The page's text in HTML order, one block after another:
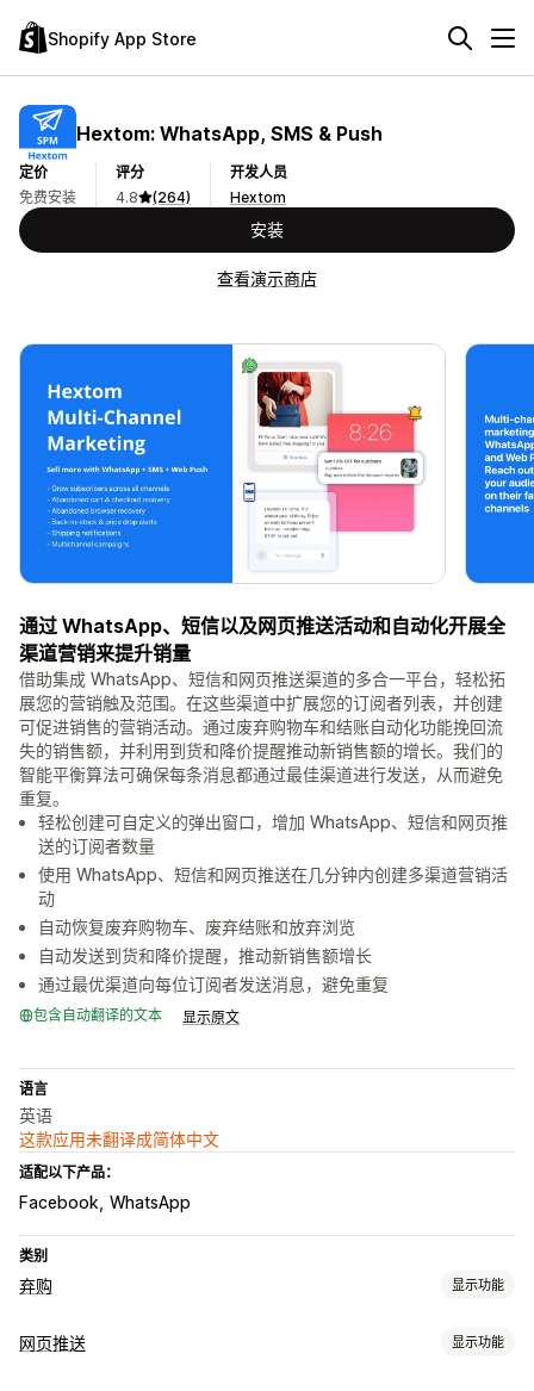
Shopify App Store
Hextom: WhatsApp, SMS & Push
定价
免费安装
评分
4.8
(264)
开发人员
Hextom
安装
查看演示商店
通过 WhatsApp、短信以及网页推送活动和自动化开展全
渠道营销来提升销量
借助集成 WhatsApp、短信和网页推送渠道的多合一平台，轻松拓
展您的营销触及范围。在这些渠道中扩展您的订阅者列表，并创建
可促进销售的营销活动。通过废弃购物车和结账自动化功能挽回流
失的销售额，并利用到货和降价提醒推动新销售额的增长。我们的
智能平衡算法可确保每条消息都通过最佳渠道进行发送，从而避免
重复。
轻松创建可自定义的弹出窗口，增加 WhatsApp、短信和网页推
送的订阅者数量
使用 WhatsApp、短信和网页推送在几分钟内创建多渠道营销活
动
自动恢复废弃购物车、废弃结账和放弃浏览
自动发送到货和降价提醒，推动新销售额增长
通过最优渠道向每位订阅者发送消息，避免重复
包含自动翻译的文本 显示原文
语言
英语
这款应用未翻译成简体中文
适配以下产品：
Facebook WhatsApp
类别
弃购 显示功能
弃购恢复
网页推送 显示功能